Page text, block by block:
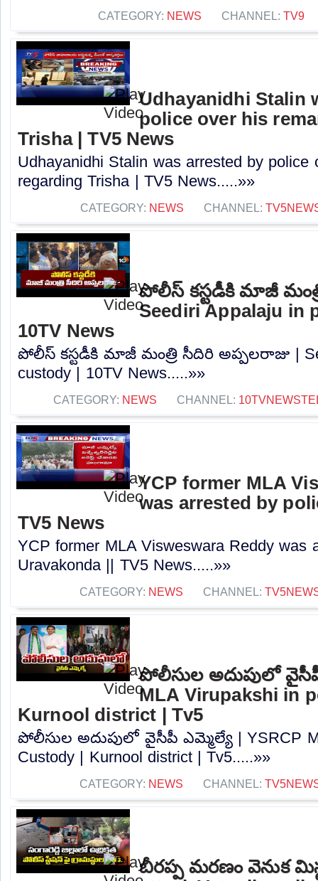
CATEGORY: NEWS CHANNEL: TV9
Udhayanidhi Stalin
police over his
Trisha | TV5 News
Udhayanidhi Stalin was arrested by police
regarding Trisha | TV5 News.....»»
CATEGORY: NEWS CHANNEL:
పోలీస్ కస్టడీకి మాజీ
Seediri Appalaju in
10TV News
పోలీస్ కస్టడీకి మాజీ మంత్రి సీదిరి అప్పలరాజు |
custody | 10TV News.....»»
CATEGORY: NEWS CHANNEL:
YCP former MLA
was arrested by
TV5 News
YCP former MLA Visweswara Reddy was
Uravakonda || TV5 News.....»»
CATEGORY: NEWS CHANNEL:
పోలీసుల అదుపులో
MLA Virupakshi in
Kurnool district | Tv5
పోలీసుల అదుపులో వైసీపీ ఎమ్మెల్యే | YSRCP
Custody | Kurnool district | Tv5.....»»
CATEGORY: NEWS CHANNEL:
బీరప్ప మరణం వెనుక